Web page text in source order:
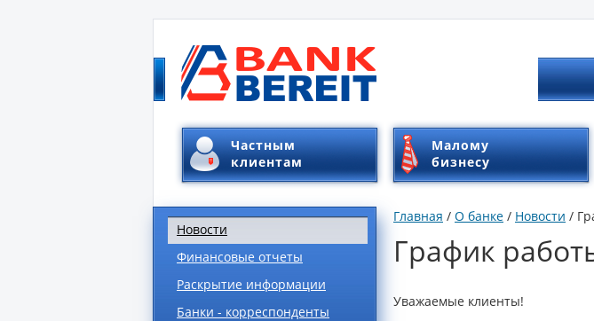
Частным
клиентам
Малому
бизнесу
Новости
Финансовые отчеты
Раскрытие информации
Банки - корреспонденты
Главная / О банке / Новости /
График
Уважаемые клиенты!